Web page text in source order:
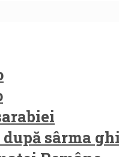
sârma